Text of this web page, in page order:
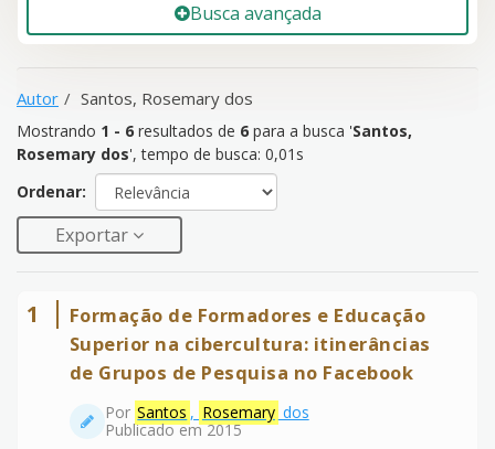
Busca avançada
Autor Santos, Rosemary dos
Mostrando 1 - 6 resultados de 6 para a busca 'Santos,
Rosemary dos', tempo de busca: 0,01s
Ordenar:
Exportar
1
Formação de Formadores e Educação
Superior na cibercultura: itinerâncias
de Grupos de Pesquisa no Facebook
Por Santos , Rosemary dos
Publicado em 2015